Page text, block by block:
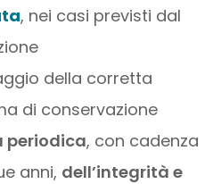
, nei casi previsti dal
della corretta
di conservazione
periodica, con cadenza
anni, dell’integrità e